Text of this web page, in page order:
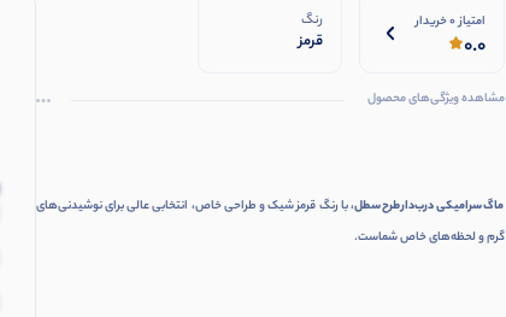
امتیاز 0 خریدار
0.0
رنگ
قرمز
مشاهده ویژگی‌های محصول
ماگ سرامیکی درب‌دار طرح سطل، با رنگ قرمز شیک و طراحی خاص، انتخابی عالی برای نوشیدنی‌های
گرم و لحظه‌های خاص شماست.